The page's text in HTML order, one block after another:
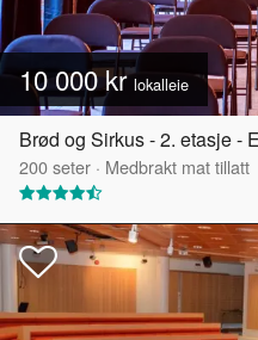
10 000 krlokalleie
Brød og Sirkus - 2. etasje -
200seter · Medbrakt mat tillatt